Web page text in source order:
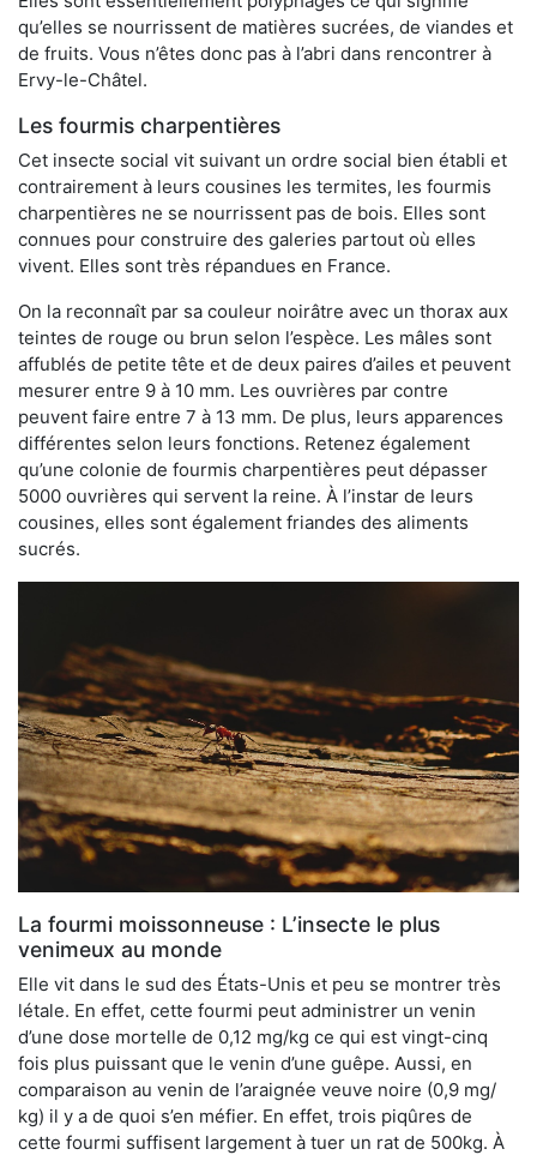
qu’elles se nourrissent de matières sucrées, de viandes et
de fruits. Vous n’êtes donc pas à l’abri dans rencontrer à
Ervy-le-Châtel.
Les fourmis charpentières
Cet insecte social vit suivant un ordre social bien établi et
contrairement à leurs cousines les termites, les fourmis
charpentières ne se nourrissent pas de bois. Elles sont
connues pour construire des galeries partout où elles
vivent. Elles sont très répandues en France.
On la reconnaît par sa couleur noirâtre avec un thorax aux
teintes de rouge ou brun selon l’espèce. Les mâles sont
affublés de petite tête et de deux paires d’ailes et peuvent
mesurer entre 9 à 10 mm. Les ouvrières par contre
peuvent faire entre 7 à 13 mm. De plus, leurs apparences
différentes selon leurs fonctions. Retenez également
qu’une colonie de fourmis charpentières peut dépasser
5000 ouvrières qui servent la reine. À l’instar de leurs
cousines, elles sont également friandes des aliments
sucrés.
La fourmi moissonneuse : L’insecte le plus
venimeux au monde
Elle vit dans le sud des États-Unis et peu se montrer très
létale. En effet, cette fourmi peut administrer un venin
d’une dose mortelle de 0,12 mg/kg ce qui est vingt-cinq
fois plus puissant que le venin d’une guêpe. Aussi, en
comparaison au venin de l’araignée veuve noire (0,9 mg/
kg) il y a de quoi s’en méfier. En effet, trois piqûres de
cette fourmi suffisent largement à tuer un rat de 500kg. À